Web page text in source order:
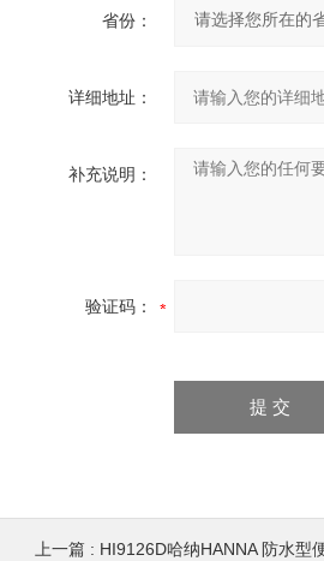
省份：
详细地址：
补充说明：
验证码：
上一篇 : HI9126D哈纳HANNA 防水型便携式pH/